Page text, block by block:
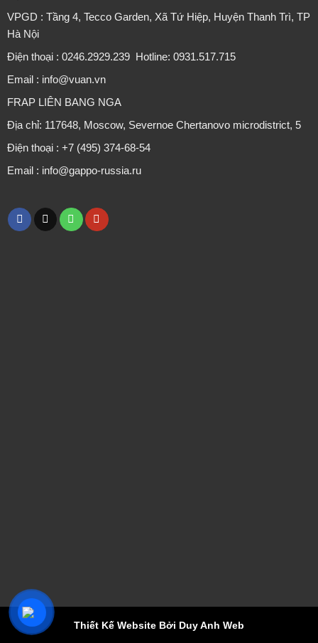
VPGD : Tầng 4, Tecco Garden, Xã Tứ Hiệp, Huyện Thanh Trì, TP
Hà Nội
Điện thoại : 0246.2929.239 Hotline: 0931.517.715
Email : info@vuan.vn
FRAP LIÊN BANG NGA
Địa chỉ: 117648, Moscow, Severnoe Chertanovo microdistrict, 5
Điện thoại : +7 (495) 374-68-54
Email : info@gappo-russia.ru
Thiết Kế Website Bởi Duy Anh Web